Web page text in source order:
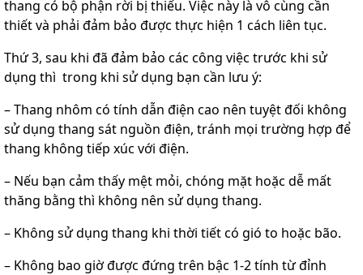
Thương
hiệu
tức
hệ
thang có bộ phận rời bị thiếu. Việc này là vô cùng cần
thiết và phải đảm bảo được thực hiện 1 cách liên tục.
Thứ 3, sau khi đã đảm bảo các công việc trước khi sử
dụng thì trong khi sử dụng bạn cần lưu ý:
– Thang nhôm có tính dẫn điện cao nên tuyệt đối không
sử dụng thang sát nguồn điện, tránh mọi trường hợp để
thang không tiếp xúc với điện.
– Nếu bạn cảm thấy mệt mỏi, chóng mặt hoặc dễ mất
thăng bằng thì không nên sử dụng thang.
– Không sử dụng thang khi thời tiết có gió to hoặc bão.
– Không bao giờ được đứng trên bậc 1-2 tính từ đỉnh